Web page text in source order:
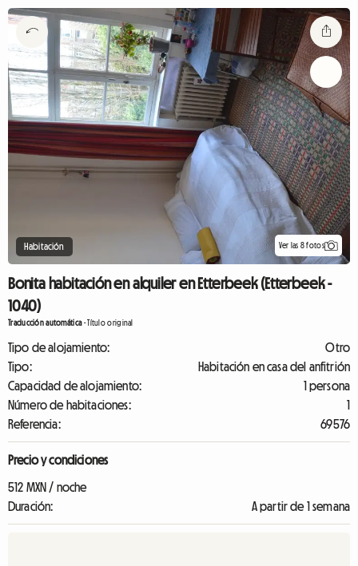
Habitación Ver las 8 fotos
Bonita habitación en alquiler en Etterbeek (Etterbeek -
1040)
Traducción automática-Título original
Tipo de alojamiento:
Otro
Tipo:
Habitación en casa del anfitrión
Capacidad de alojamiento:
1 persona
Número de habitaciones:
1
Referencia:
69576
Precio y condiciones
512 MXN / noche
Duración:
A partir de 1 semana